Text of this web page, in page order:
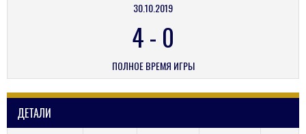
30.10.2019
4- 0
ПОЛНОЕ ВРЕМЯ ИГРЫ
ДЕТАЛИ